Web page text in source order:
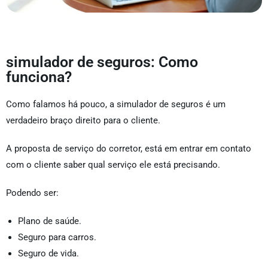
simulador de seguros: Como
funciona?
Como falamos há pouco, a simulador de seguros é um
verdadeiro braço direito para o cliente.
A proposta de serviço do corretor, está em entrar em contato
com o cliente saber qual serviço ele está precisando.
Podendo ser:
Plano de saúde.
Seguro para carros.
Seguro de vida.